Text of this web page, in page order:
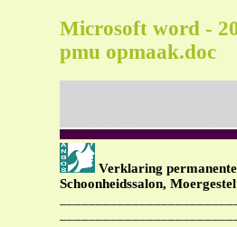
Microsoft word -
pmu opmaak.doc
Verklaring
Schoonheidssalon, Moergestel